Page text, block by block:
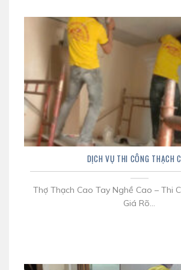
DỊCH VỤ THI CÔNG THẠCH
Thợ Thạch Cao Tay Nghề Cao – Thi
Giá Rõ...